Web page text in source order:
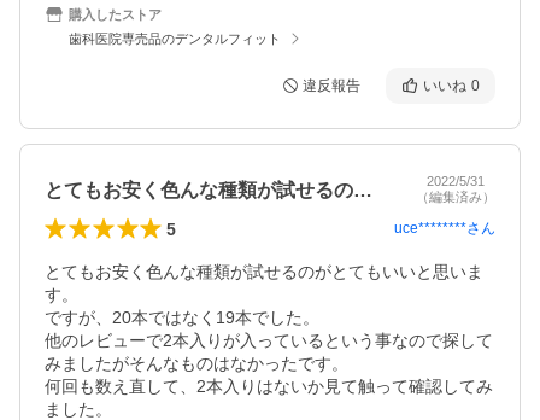
購入したストア
歯科医院専売品のデンタルフィット
違反報告 いいね 0
とてもお安く色んな種類が試せるのがとて…
2022/5/31
（編集済み）
5 uce********さん
とてもお安く色んな種類が試せるのがとてもいいと思いま
す。
ですが、20本ではなく19本でした。
他のレビューで2本入りが入っているという事なので探して
みましたがそんなものはなかったです。
何回も数え直して、2本入りはないか見て触って確認してみ
ました。